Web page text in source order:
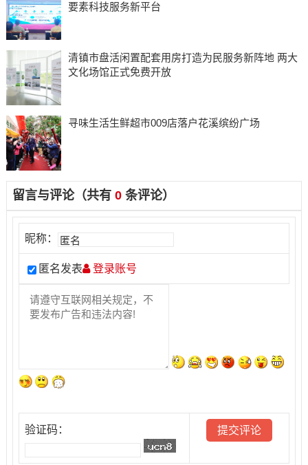
要素科技服务新平台
清镇市盘活闲置配套用房打造为民服务新阵地 两大
文化场馆正式免费开放
寻味生活生鲜超市009店落户花溪缤纷广场
留言与评论（共有 0条评论）
昵称：
匿名发表 登录账号
验证码：